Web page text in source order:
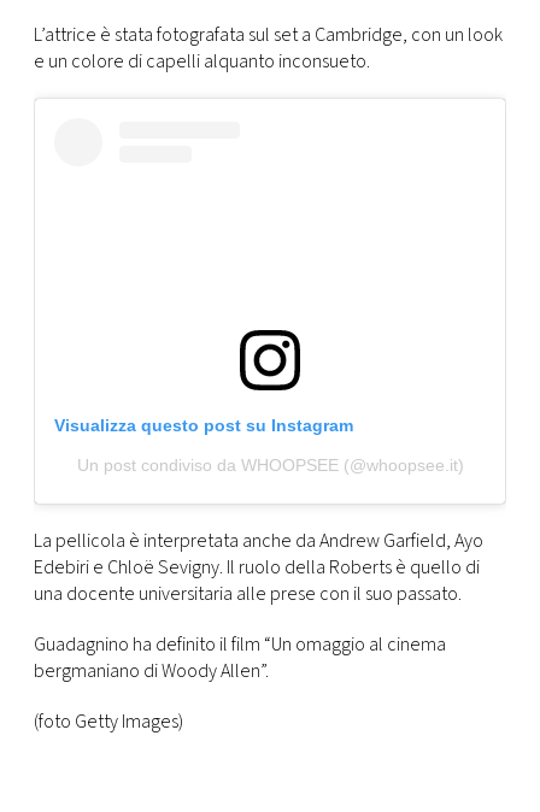
RMC
CONSIGLIA
L’attrice è stata fotografata sul set a Cambridge, con un look
e un colore di capelli alquanto inconsueto.
Visualizza questo post su Instagram
Un post condiviso da WHOOPSEE (@whoopsee.it)
La pellicola è interpretata anche da Andrew Garfield, Ayo
Edebiri e Chloë Sevigny. Il ruolo della Roberts è quello di
una docente universitaria alle prese con il suo passato.
Guadagnino ha definito il film “Un omaggio al cinema
bergmaniano di Woody Allen”.
(foto Getty Images)